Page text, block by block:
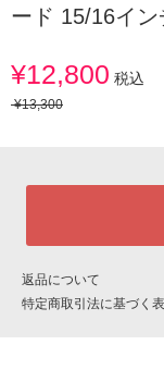
ード 15/16イ
¥12,800 税込
¥13,300
返品について
特定商取引法に基づく